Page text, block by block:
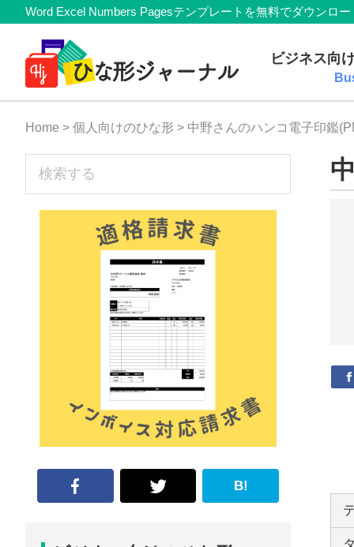
Skip
primary
navigation
Skip
content
Skip
primary
sidebar
Skip
footer
Member
Navigation
Word Excel Numbers Pagesテンプレートを無料でダウンロ
料
テ
ン
レ
形
ジ
ャ
ー
ナ
ビジネス向
Home > 個人向けのひな形 > 中野さんのハンコ電子印鑑
sidebar
B!